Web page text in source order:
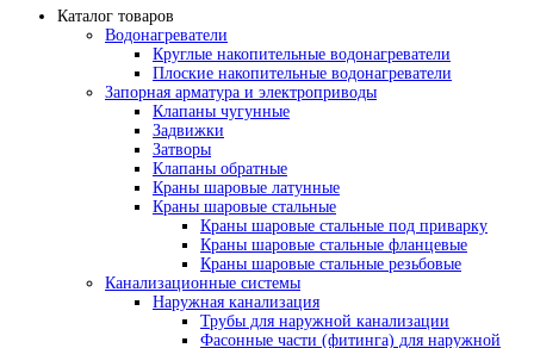
Каталог товаров
Водонагреватели
Круглые накопительные водонагреватели
Плоские накопительные водонагреватели
Запорная арматура и электроприводы
Клапаны чугунные
Задвижки
Затворы
Клапаны обратные
Краны шаровые латунные
Краны шаровые стальные
Краны шаровые стальные под приварку
Краны шаровые стальные фланцевые
Краны шаровые стальные резьбовые
Канализационные системы
Наружная канализация
Трубы для наружной канализации
Фасонные части (фитинга) для наружной